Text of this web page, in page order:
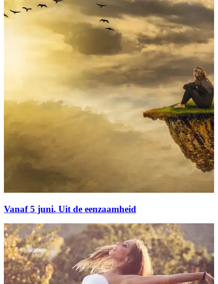
Vanaf 5 juni. Uit de eenzaamheid